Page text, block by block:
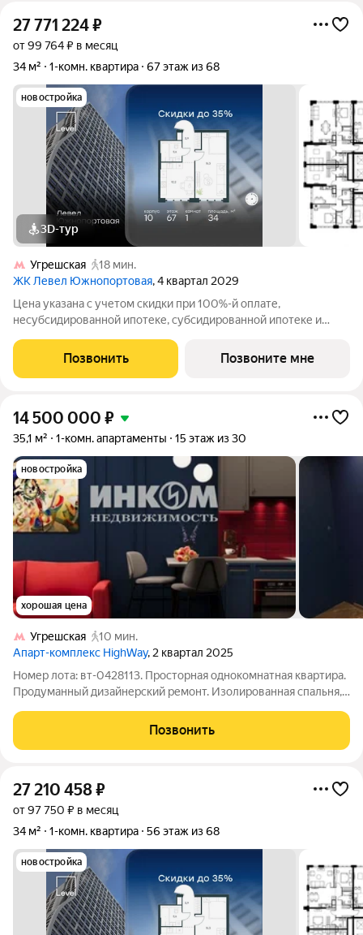
27 771 224₽
от 99 764 ₽ в месяц
34 м²
1-комн. квартира 67 этаж из 68
новостройка
3D-тур
Угрешская
18 мин.
ЖК Левел Южнопортовая, 4 квартал 2029
Цена указана с учетом скидки при 100%-й оплате,
несубсидированной ипотеке, субсидированной ипотеке и
личном кабинете до обращения за консультацией. В северной
части района Печатники
Позвонить Позвоните мне
14 500 000 ₽
35,1 м² 1-комн. апартаменты 15 этаж из 30
новостройка
хорошая цена
Угрешская
10 мин.
Апарт-комплекс HighWay, 2 квартал 2025
Номер лота: вт-0428113. Просторная однокомнатная квартира.
Продуманный дизайнерский ремонт. Изолированная спальня,
квартире предусмотрено множество зон хранения (
гардеробная, шкаф для
Позвонить
27 210 458₽
от 97 750 ₽ в месяц
34 м²
1-комн. квартира 56 этаж из 68
новостройка